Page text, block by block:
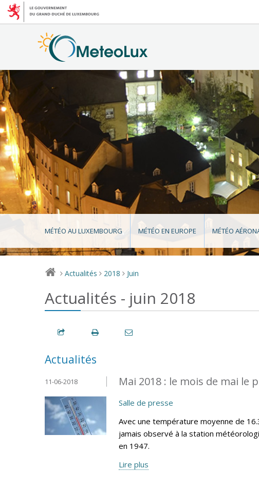
MÉTÉO AU LUXEMBOURG MÉTÉO EN EUROPE MÉTÉO
> Actualités > 2018 > Juin
Actualités - juin 2018
Actualités
Mai 2018 : le mois de mai le
11-06-2018
Salle de presse
Avec une température moyenne de
jamais observé à la station
en 1947.
Lire plus